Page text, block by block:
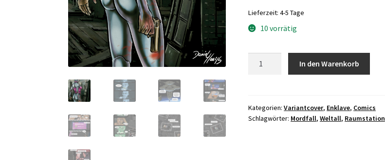
Lieferzeit:4-5 Tage
10 vorrätig
Haas
Menge
In den Warenkorb
Kategorien:Variantcover, Enklave, Comics
Schlagwörter: Mordfall,Weltall, Raumstation